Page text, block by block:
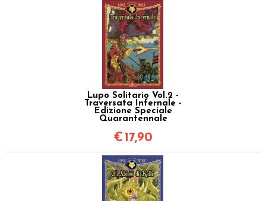
Lupo Solitario Vol.2 -
Traversata Infernale -
Edizione Speciale
Quarantennale
€ 17,90